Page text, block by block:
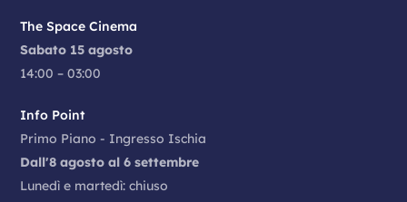
The Space Cinema
Sabato 15 agosto
14:00 – 03:00
Info Point
Primo Piano - Ingresso Ischia
Dall'8 agosto al 6 settembre
Lunedì e martedì: chiuso